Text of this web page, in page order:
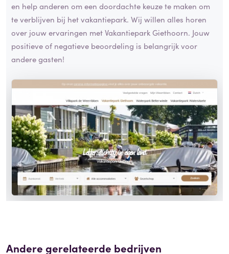
en help anderen om een doordachte keuze te maken om
te verblijven bij het vakantiepark. Wij willen alles horen
over jouw ervaringen met Vakantiepark Giethoorn. Jouw
positieve of negatieve beoordeling is belangrijk voor
andere gasten!
Andere gerelateerde bedrijven